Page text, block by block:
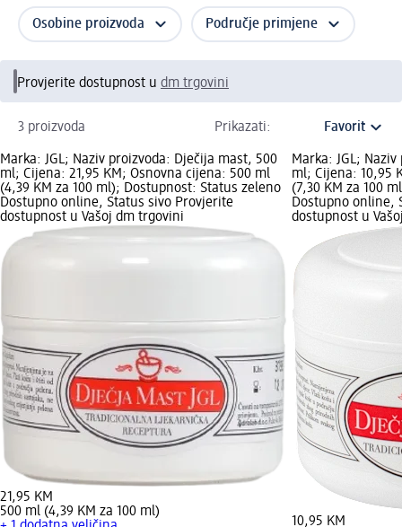
Osobine proizvoda Područje primjene
Provjerite dostupnost u dm trgovini
3 proizvoda Prikazati:
Marka: JGL; Naziv proizvoda: Dječija mast, 500
ml; Cijena: 21,95 KM; Osnovna cijena: 500 ml
(4,39 KM za 100 ml); Dostupnost: Status zeleno
Dostupno online, Status sivo Provjerite
dostupnost u Vašoj dm trgovini
21,95 KM
500 ml (4,39 KM za 100 ml)
Marka: JGL;
ml; Cijena: 10,95
(7,30 KM za 100
Dostupno online,
dostupnost u
10,95 KM